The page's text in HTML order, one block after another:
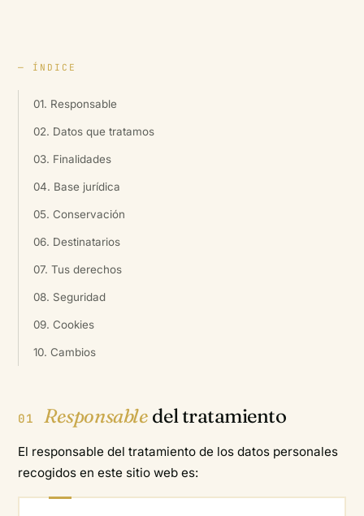
— ÍNDICE
01. Responsable
02. Datos que tratamos
03. Finalidades
04. Base jurídica
05. Conservación
06. Destinatarios
07. Tus derechos
08. Seguridad
09. Cookies
10. Cambios
01 Responsable del tratamiento
El responsable del tratamiento de los datos personales
recogidos en este sitio web es: